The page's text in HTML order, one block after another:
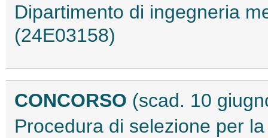
Dipartimento di ingegneria
(24E03158)
CONCORSO (scad. 10
Procedura di selezione per